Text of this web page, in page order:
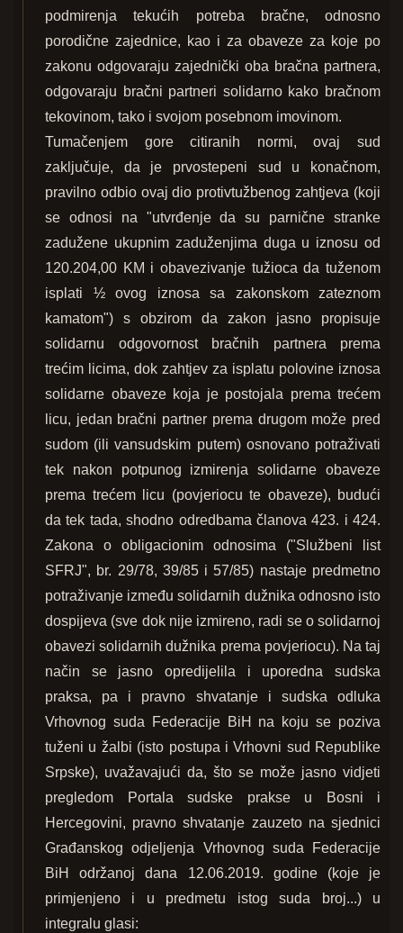
podmirenja tekućih potreba bračne, odnosno
porodične zajednice, kao i za obaveze za koje po
zakonu odgovaraju zajednički oba bračna partnera,
odgovaraju bračni partneri solidarno kako bračnom
tekovinom, tako i svojom posebnom imovinom.
Tumačenjem gore citiranih normi, ovaj sud
zaključuje, da je prvostepeni sud u konačnom,
pravilno odbio ovaj dio protivtužbenog zahtjeva (koji
se odnosi na "utvrđenje da su parnične stranke
zadužene ukupnim zaduženjima duga u iznosu od
120.204,00 KM i obavezivanje tužioca da tuženom
isplati ½ ovog iznosa sa zakonskom zateznom
kamatom") s obzirom da zakon jasno propisuje
solidarnu odgovornost bračnih partnera prema
trećim licima, dok zahtjev za isplatu polovine iznosa
solidarne obaveze koja je postojala prema trećem
licu, jedan bračni partner prema drugom može pred
sudom (ili vansudskim putem) osnovano potraživati
tek nakon potpunog izmirenja solidarne obaveze
prema trećem licu (povjeriocu te obaveze), budući
da tek tada, shodno odredbama članova 423. i 424.
Zakona o obligacionim odnosima ("Službeni list
SFRJ", br. 29/78, 39/85 i 57/85) nastaje predmetno
potraživanje između solidarnih dužnika odnosno isto
dospijeva (sve dok nije izmireno, radi se o solidarnoj
obavezi solidarnih dužnika prema povjeriocu). Na taj
način se jasno opredijelila i uporedna sudska
praksa, pa i pravno shvatanje i sudska odluka
Vrhovnog suda Federacije BiH na koju se poziva
tuženi u žalbi (isto postupa i Vrhovni sud Republike
Srpske), uvažavajući da, što se može jasno vidjeti
pregledom Portala sudske prakse u Bosni i
Hercegovini, pravno shvatanje zauzeto na sjednici
Građanskog odjeljenja Vrhovnog suda Federacije
BiH održanoj dana 12.06.2019. godine (koje je
primjenjeno i u predmetu istog suda broj...) u
integralu glasi: